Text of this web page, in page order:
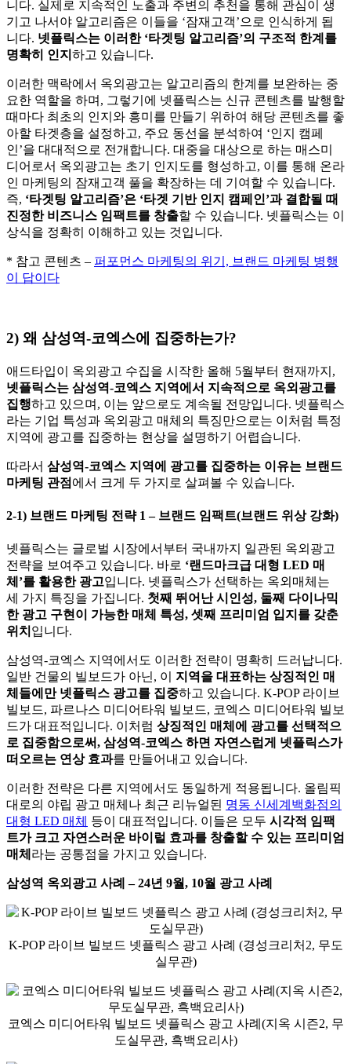
니다. 실제로 지속적인 노출과 주변의 추천을 통해 관심이 생
기고 나서야 알고리즘은 이들을 ‘잠재고객’으로 인식하게 됩
니다. 넷플릭스는 이러한 ‘타겟팅 알고리즘’의 구조적 한계를
명확히 인지 하고 있습니다.
이러한 맥락에서 옥외광고는 알고리즘의 한계를 보완하는 중
요한 역할을 하며, 그렇기에 넷플릭스는 신규 콘텐츠를 발행할
때마다 최초의 인지와 흥미를 만들기 위하여 해당 콘텐츠를 좋
아할 타겟층을 설정하고, 주요 동선을 분석하여 ‘인지 캠페
인’을 대대적으로 전개합니다. 대중을 대상으로 하는 매스미
디어로서 옥외광고는 초기 인지도를 형성하고, 이를 통해 온라
인 마케팅의 잠재고객 풀을 확장하는 데 기여할 수 있습니다.
즉, ‘타겟팅 알고리즘’은 ‘타겟 기반 인지 캠페인’과 결합될 때
진정한 비즈니스 임팩트를 창출할 수 있습니다. 넷플릭스는 이
상식을 정확히 이해하고 있는 것입니다.
* 참고 콘텐츠 – 퍼포먼스 마케팅의 위기, 브랜드 마케팅 병행
이 답이다
2) 왜 삼성역-코엑스에 집중하는가?
애드타입이 옥외광고 수집을 시작한 올해 5월부터 현재까지,
넷플릭스는 삼성역-코엑스 지역에서 지속적으로 옥외광고를
집행하고 있으며, 이는 앞으로도 계속될 전망입니다. 넷플릭스
라는 기업 특성과 옥외광고 매체의 특징만으로는 이처럼 특정
지역에 광고를 집중하는 현상을 설명하기 어렵습니다.
따라서 삼성역-코엑스 지역에 광고를 집중하는 이유는 브랜드
마케팅 관점 에서 크게 두 가지로 살펴볼 수 있습니다.
2-1) 브랜드 마케팅 전략 1 – 브랜드 임팩트(브랜드 위상 강화)
넷플릭스는 글로벌 시장에서부터 국내까지 일관된 옥외광고
전략을 보여주고 있습니다. 바로 ‘랜드마크급 대형 LED 매
체’를 활용한 광고입니다. 넷플릭스가 선택하는 옥외매체는
세 가지 특징을 가집니다. 첫째 뛰어난 시인성, 둘째 다이나믹
한 광고 구현이 가능한 매체 특성, 셋째 프리미엄 입지를 갖춘
위치 입니다.
삼성역-코엑스 지역에서도 이러한 전략이 명확히 드러납니다.
일반 건물의 빌보드가 아닌, 이 지역을 대표하는 상징적인 매
체들에만 넷플릭스 광고를 집중하고 있습니다. K-POP 라이브
빌보드, 파르나스 미디어타워 빌보드, 코엑스 미디어타워 빌보
드가 대표적입니다. 이처럼 상징적인 매체에 광고를 선택적으
로 집중함으로써, 삼성역-코엑스 하면 자연스럽게 넷플릭스가
떠오르는 연상 효과를 만들어내고 있습니다.
이러한 전략은 다른 지역에서도 동일하게 적용됩니다. 올림픽
대로의 야립 광고 매체나 최근 리뉴얼된 명동 신세계백화점의
대형 LED 매체 등이 대표적입니다. 이들은 모두 시각적 임팩
트가 크고 자연스러운 바이럴 효과를 창출할 수 있는 프리미엄
매체 라는 공통점을 가지고 있습니다.
삼성역 옥외광고 사례 – 24년 9월, 10월 광고 사례
K-POP 라이브 빌보드 넷플릭스 광고 사례 (경성크리처2, 무도
실무관)
코엑스 미디어타워 빌보드 넷플릭스 광고 사례(지옥 시즌2, 무
도실무관, 흑백요리사)